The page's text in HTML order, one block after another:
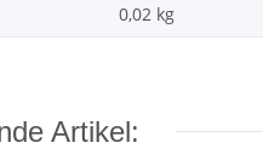
0,02 kg
Artikel: